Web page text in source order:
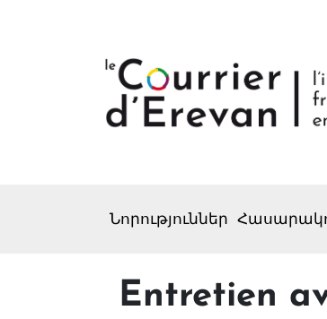
Նորություններ
Entretien